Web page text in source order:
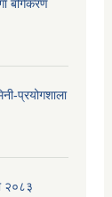
बर्गिकरण
प्रयोगशाला
२०८३